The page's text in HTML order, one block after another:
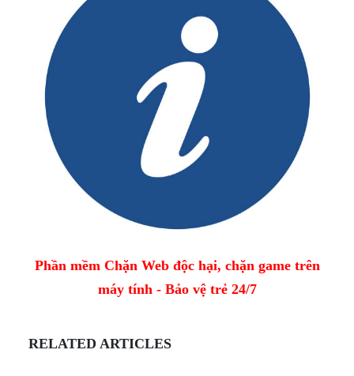
Phần mềm Chặn Web độc hại, chặn game trên
máy tính - Bảo vệ trẻ 24/7
RELATED ARTICLES